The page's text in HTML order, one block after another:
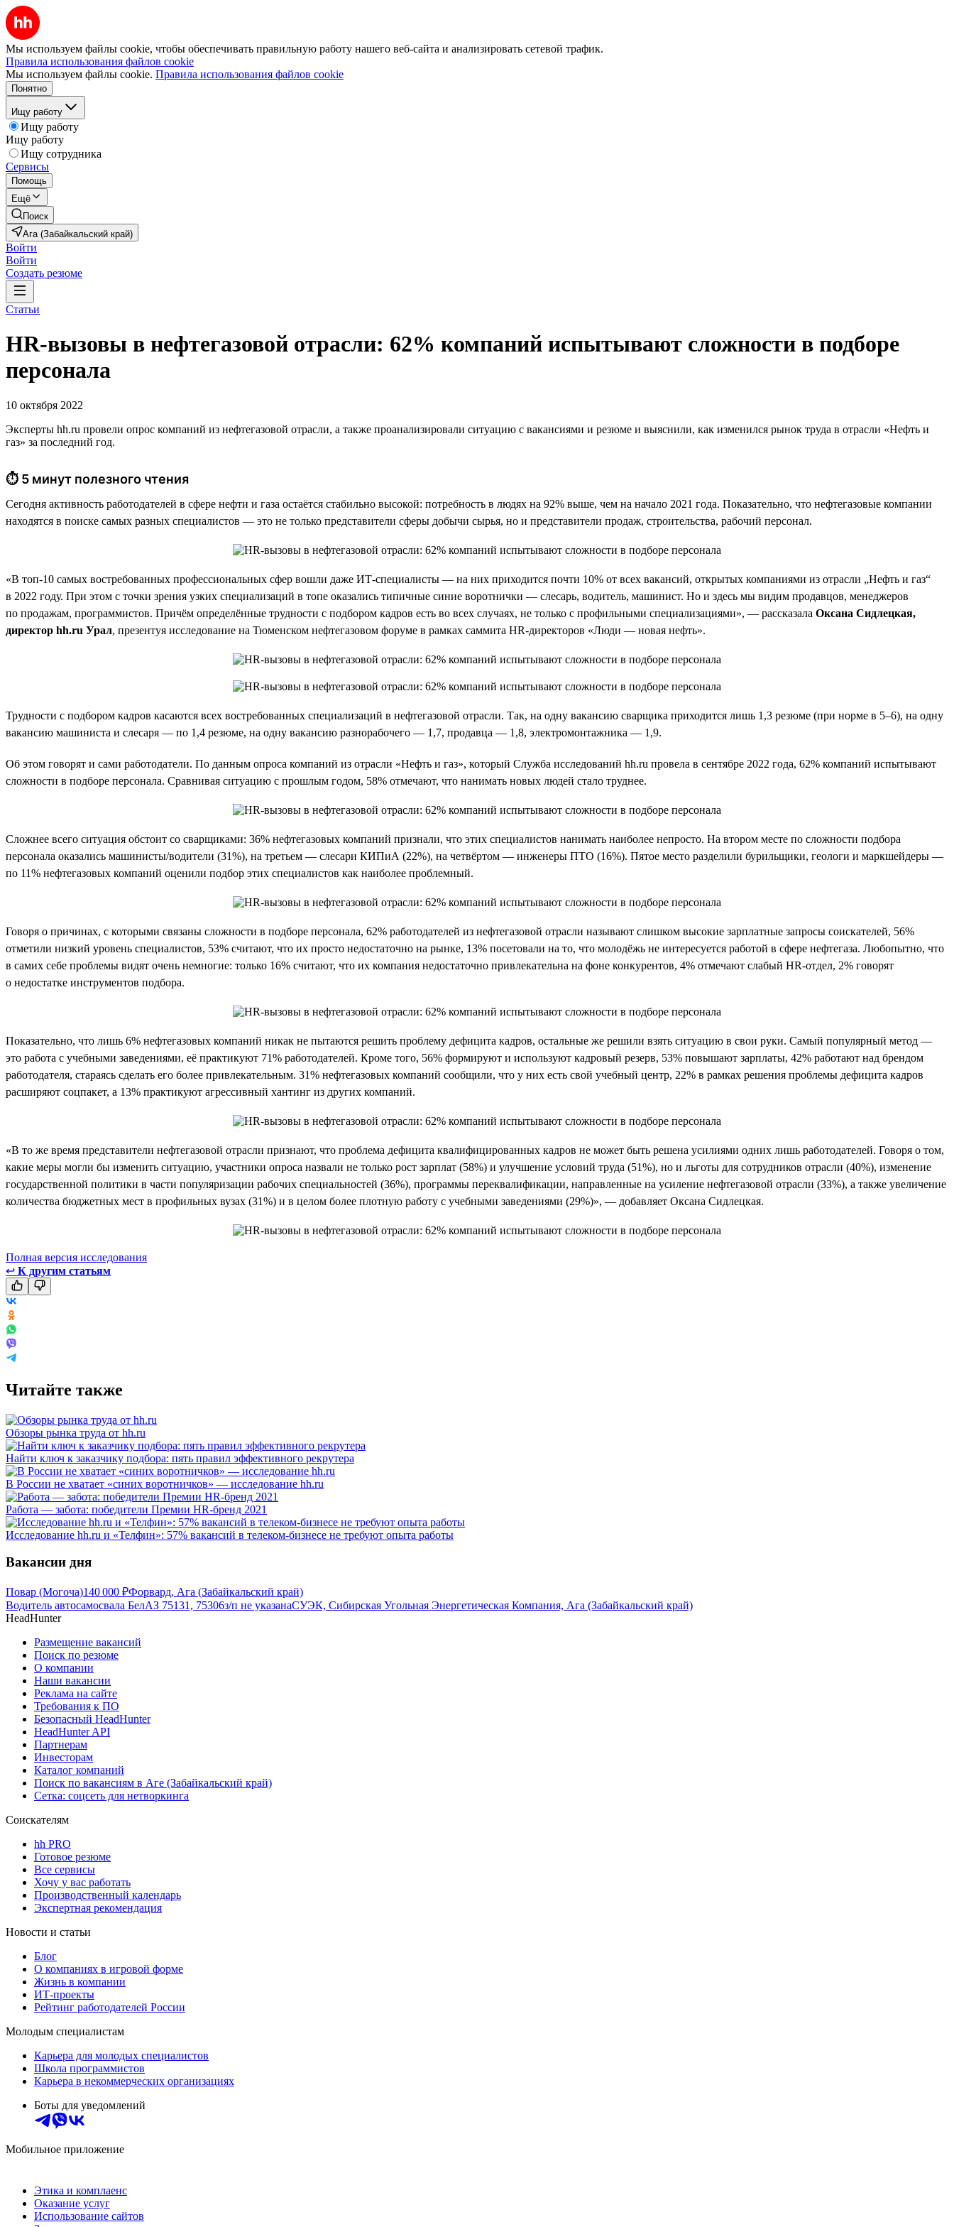
Мы используем файлы cookie, чтобы обеспечивать правильную работу нашего веб-сайта и анализировать сетевой трафик.
Правила использования файлов cookie
Мы используем файлы cookie. Правила использования файлов cookie
Понятно
Ищу работу
Ищу работу
Ищу работу
Ищу сотрудника
Сервисы
Помощь
Ещё
Поиск
Ага (Забайкальский край)
Войти
Войти
Создать резюме
Статьи
HR-вызовы в нефтегазовой отрасли: 62% компаний испытывают сложности в подборе
персонала
10 октября 2022
Эксперты hh.ru провели опрос компаний из нефтегазовой отрасли, а также проанализировали ситуацию с вакансиями и резюме и выяснили, как изменился рынок труда в отрасли «Нефть и
газ» за последний год.
⏱ 5 минут полезного чтения
Сегодня активность работодателей в сфере нефти и газа остаётся стабильно высокой: потребность в людях на 92% выше, чем на начало 2021 года. Показательно, что нефтегазовые компании
находятся в поиске самых разных специалистов — это не только представители сферы добычи сырья, но и представители продаж, строительства, рабочий персонал.
«В топ-10 самых востребованных профессиональных сфер вошли даже ИТ-специалисты — на них приходится почти 10% от всех вакансий, открытых компаниями из отрасли „Нефть и газ“
в 2022 году. При этом с точки зрения узких специализаций в топе оказались типичные синие воротнички — слесарь, водитель, машинист. Но и здесь мы видим продавцов, менеджеров
по продажам, программистов. Причём определённые трудности с подбором кадров есть во всех случаях, не только с профильными специализациями», — рассказала Оксана Сидлецкая,
директор hh.ru Урал, презентуя исследование на Тюменском нефтегазовом форуме в рамках саммита HR-директоров «Люди — новая нефть».
Трудности с подбором кадров касаются всех востребованных специализаций в нефтегазовой отрасли. Так, на одну вакансию сварщика приходится лишь 1,3 резюме (при норме в 5–6), на одну
вакансию машиниста и слесаря — по 1,4 резюме, на одну вакансию разнорабочего — 1,7, продавца — 1,8, электромонтажника — 1,9.
Об этом говорят и сами работодатели. По данным опроса компаний из отрасли «Нефть и газ», который Служба исследований hh.ru провела в сентябре 2022 года, 62% компаний испытывают
сложности в подборе персонала. Сравнивая ситуацию с прошлым годом, 58% отмечают, что нанимать новых людей стало труднее.
Сложнее всего ситуация обстоит со сварщиками: 36% нефтегазовых компаний признали, что этих специалистов нанимать наиболее непросто. На втором месте по сложности подбора
персонала оказались машинисты/водители (31%), на третьем — слесари КИПиА (22%), на четвёртом — инженеры ПТО (16%). Пятое место разделили бурильщики, геологи и маркшейдеры —
по 11% нефтегазовых компаний оценили подбор этих специалистов как наиболее проблемный.
Говоря о причинах, с которыми связаны сложности в подборе персонала, 62% работодателей из нефтегазовой отрасли называют слишком высокие зарплатные запросы соискателей, 56%
отметили низкий уровень специалистов, 53% считают, что их просто недостаточно на рынке, 13% посетовали на то, что молодёжь не интересуется работой в сфере нефтегаза. Любопытно, что
в самих себе проблемы видят очень немногие: только 16% считают, что их компания недостаточно привлекательна на фоне конкурентов, 4% отмечают слабый HR-отдел, 2% говорят
о недостатке инструментов подбора.
Показательно, что лишь 6% нефтегазовых компаний никак не пытаются решить проблему дефицита кадров, остальные же решили взять ситуацию в свои руки. Самый популярный метод —
это работа с учебными заведениями, её практикуют 71% работодателей. Кроме того, 56% формируют и используют кадровый резерв, 53% повышают зарплаты, 42% работают над брендом
работодателя, стараясь сделать его более привлекательным. 31% нефтегазовых компаний сообщили, что у них есть свой учебный центр, 22% в рамках решения проблемы дефицита кадров
расширяют соцпакет, а 13% практикуют агрессивный хантинг из других компаний.
«В то же время представители нефтегазовой отрасли признают, что проблема дефицита квалифицированных кадров не может быть решена усилиями одних лишь работодателей. Говоря о том,
какие меры могли бы изменить ситуацию, участники опроса назвали не только рост зарплат (58%) и улучшение условий труда (51%), но и льготы для сотрудников отрасли (40%), изменение
государственной политики в части популяризации рабочих специальностей (36%), программы переквалификации, направленные на усиление нефтегазовой отрасли (33%), а также увеличение
количества бюджетных мест в профильных вузах (31%) и в целом более плотную работу с учебными заведениями (29%)», — добавляет Оксана Сидлецкая.
Полная версия исследования
↩ К другим статьям
Читайте также
Обзоры рынка труда от hh.ru
Найти ключ к заказчику подбора: пять правил эффективного рекрутера
В России не хватает «синих воротничков» — исследование hh.ru
Работа — забота: победители Премии HR-бренд 2021
Исследование hh.ru и «Телфин»: 57% вакансий в телеком-бизнесе не требуют опыта работы
Вакансии дня
Повар (Могоча)140 000 ₽Форвард, Ага (Забайкальский край)
Водитель автосамосвала БелАЗ 75131, 75306з/п не указанаСУЭК, Сибирская Угольная Энергетическая Компания, Ага (Забайкальский край)
HeadHunter
Размещение вакансий
Поиск по резюме
О компании
Наши вакансии
Реклама на сайте
Требования к ПО
Безопасный HeadHunter
HeadHunter API
Партнерам
Инвесторам
Каталог компаний
Поиск по вакансиям в Аге (Забайкальский край)
Сетка: соцсеть для нетворкинга
Соискателям
hh PRO
Готовое резюме
Все сервисы
Хочу у вас работать
Производственный календарь
Экспертная рекомендация
Новости и статьи
Блог
О компаниях в игровой форме
Жизнь в компании
ИТ-проекты
Рейтинг работодателей России
Молодым специалистам
Карьера для молодых специалистов
Школа программистов
Карьера в некоммерческих организациях
Боты для уведомлений
Мобильное приложение
Этика и комплаенс
Оказание услуг
Использование сайтов